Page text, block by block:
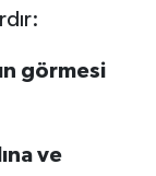
görmesi
ve